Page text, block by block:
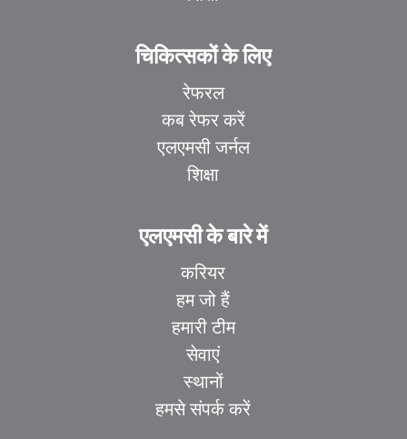
चिकित्सकों के लिए
रेफरल
कब रेफर करें
एलएमसी जर्नल
शिक्षा
एलएमसी के बारे में
करियर
हम जो हैं
हमारी टीम
सेवाएं
स्थानों
हमसे संपर्क करें